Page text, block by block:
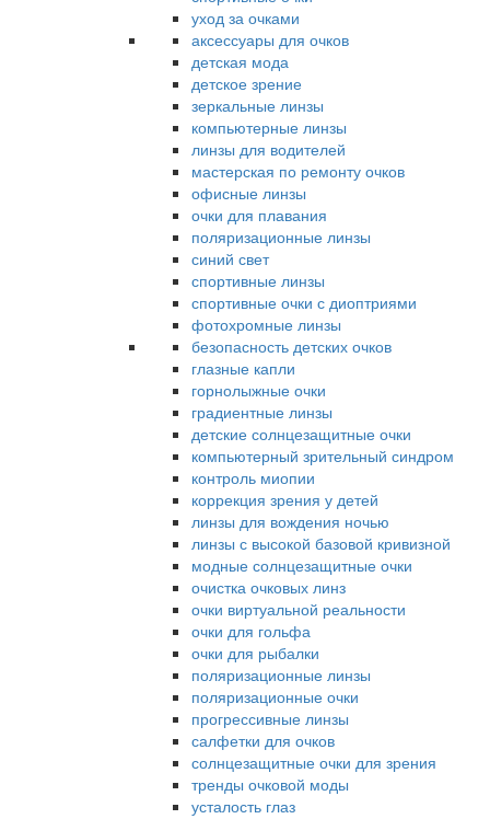
уход за очками
аксессуары для очков
детская мода
детское зрение
зеркальные линзы
компьютерные линзы
линзы для водителей
мастерская по ремонту очков
офисные линзы
очки для плавания
поляризационные линзы
синий свет
спортивные линзы
спортивные очки с диоптриями
фотохромные линзы
безопасность детских очков
глазные капли
горнолыжные очки
градиентные линзы
детские солнцезащитные очки
компьютерный зрительный синдром
контроль миопии
коррекция зрения у детей
линзы для вождения ночью
линзы с высокой базовой кривизной
модные солнцезащитные очки
очистка очковых линз
очки виртуальной реальности
очки для гольфа
очки для рыбалки
поляризационные линзы
поляризационные очки
прогрессивные линзы
салфетки для очков
солнцезащитные очки для зрения
тренды очковой моды
усталость глаз